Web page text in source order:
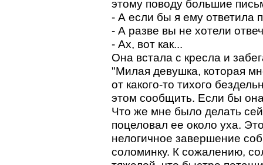
этому поводу большие
- А если бы я ему ответила
- А разве вы не хотели
- Ах, вот как...
Она встала с кресла и
"Милая девушка, которая
от какого-то тихого
этом сообщить. Если бы
Что же мне было делать
поцеловал ее около уха.
нелогичное завершение
соломинку. К сожалению,